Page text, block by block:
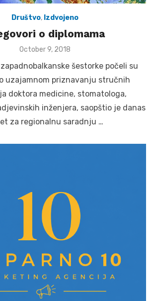
Društvo, Izdvojeno
o diplomama
Posted
October 9, 2018
šestorke počeli su
uzajamnom priznavanju stručnih
doktora medicine, stomatologa,
inženjera, saopštio je danas
za regionalnu saradnju …